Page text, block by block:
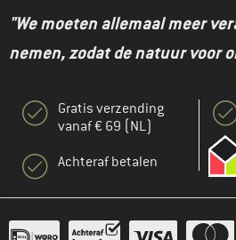
"We moeten allemaal meer
nemen, zodat de natuur voor
Gratis verzending
vanaf € 69 (NL)
Achteraf betalen